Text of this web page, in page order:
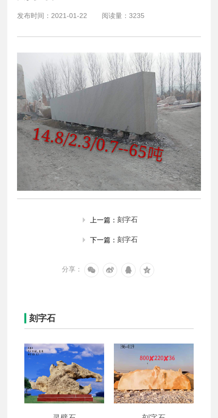
发布时间： 2021-01-22 阅读量： 3235
上一篇： 刻字石
下一篇： 刻字石
分享：
刻字石